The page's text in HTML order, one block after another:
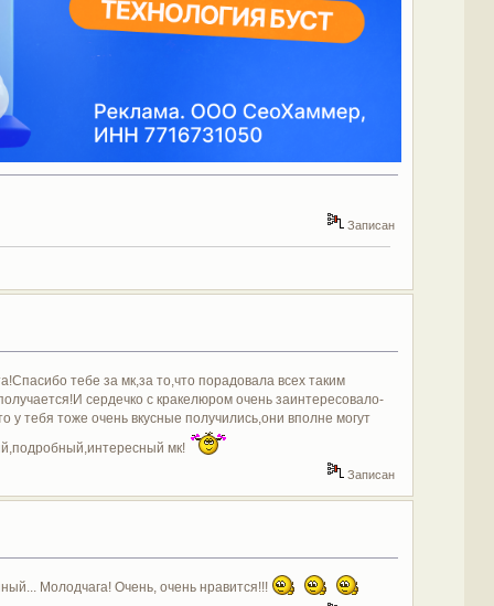
Записан
тебе за мк,за то,что порадовала всех таким
сердечко с кракелюром очень заинтересовало-
у тебя тоже очень вкусные получились,они вполне могут
мк!
Записан
Молодчага! Очень, очень нравится!!!